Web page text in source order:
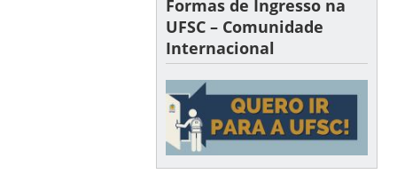
Formas de Ingresso na
UFSC – Comunidade
Internacional